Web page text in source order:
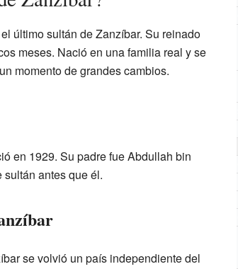
último sultán de Zanzíbar. Su reinado
meses. Nació en una familia real y se
momento de grandes cambios.
en 1929. Su padre fue Abdullah bin
antes que él.
se volvió un país independiente del